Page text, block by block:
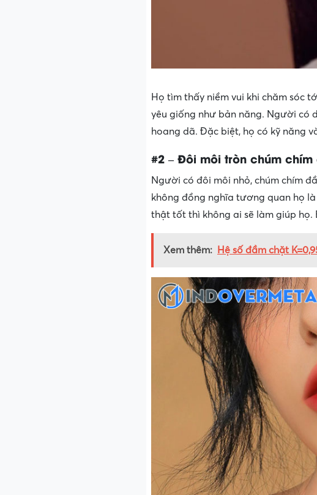
Họ tìm thấy niềm vui khi chăm sóc
yêu giống như bản năng. Người có
hoang dã. Đặc biệt, họ có kỹ năng
#2 – Đôi môi tròn chúm
Người có đôi môi nhỏ, chúm chím
không đồng nghĩa tương quan họ
thật tốt thì không ai sẽ làm giúp
Xem thêm: Hệ số đầm chặt